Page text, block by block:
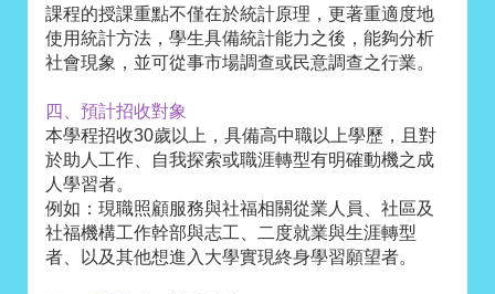
課程的授課重點不僅在於統計原理，更著重適度地
使用統計方法，學生具備統計能力之後，能夠分析
社會現象，並可從事市場調查或民意調查之行業。
四、預計招收對象
本學程招收30歲以上，具備高中職以上學歷，且對
於助人工作、自我探索或職涯轉型有明確動機之成
人學習者。
例如：現職照顧服務與社福相關從業人員、社區及
社福機構工作幹部與志工、二度就業與生涯轉型
者、以及其他想進入大學實現終身學習願望者。